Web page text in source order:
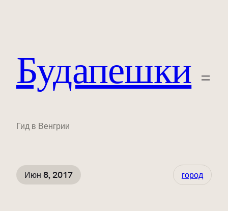
Будапешки
Гид в Венгрии
Июн 8, 2017 город